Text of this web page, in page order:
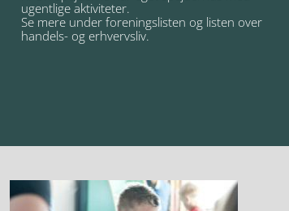
ugentlige aktiviteter.
Se mere under foreningslisten og listen over
handels- og erhvervsliv.